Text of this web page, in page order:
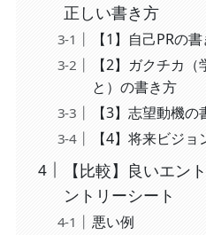
正しい書き方
【1】自己PRの
【2】ガクチカ
と）の書き方
【3】志望動機の
【4】将来ビジ
【比較】良いエン
ントリーシート
悪い例